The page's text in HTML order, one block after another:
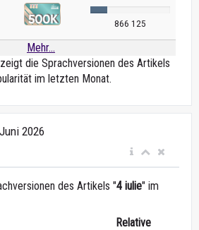
866 125
Mehr...
die Sprachversionen des Artikels
im letzten Monat.
2026
des Artikels "4 iulie" im
Relative